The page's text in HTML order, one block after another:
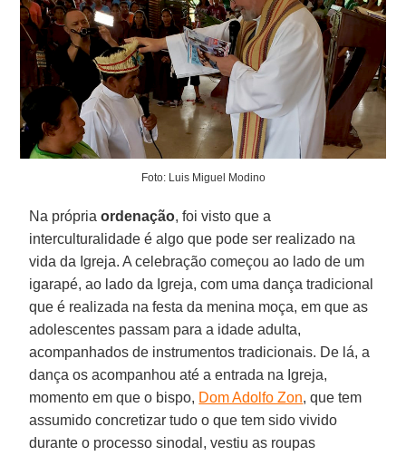
Foto: Luis Miguel Modino
Na própriaordenação, foi visto que a
interculturalidade é algo que pode ser realizado na
vida da Igreja. A celebração começou ao lado de um
igarapé, ao lado da Igreja, com uma dança tradicional
que é realizada na festa da menina moça, em que as
adolescentes passam para a idade adulta,
acompanhados de instrumentos tradicionais. De lá, a
dança os acompanhou até a entrada na Igreja,
momento em que o bispo, Dom Adolfo Zon, que tem
assumido concretizar tudo o que tem sido vivido
durante o processo sinodal, vestiu as roupas